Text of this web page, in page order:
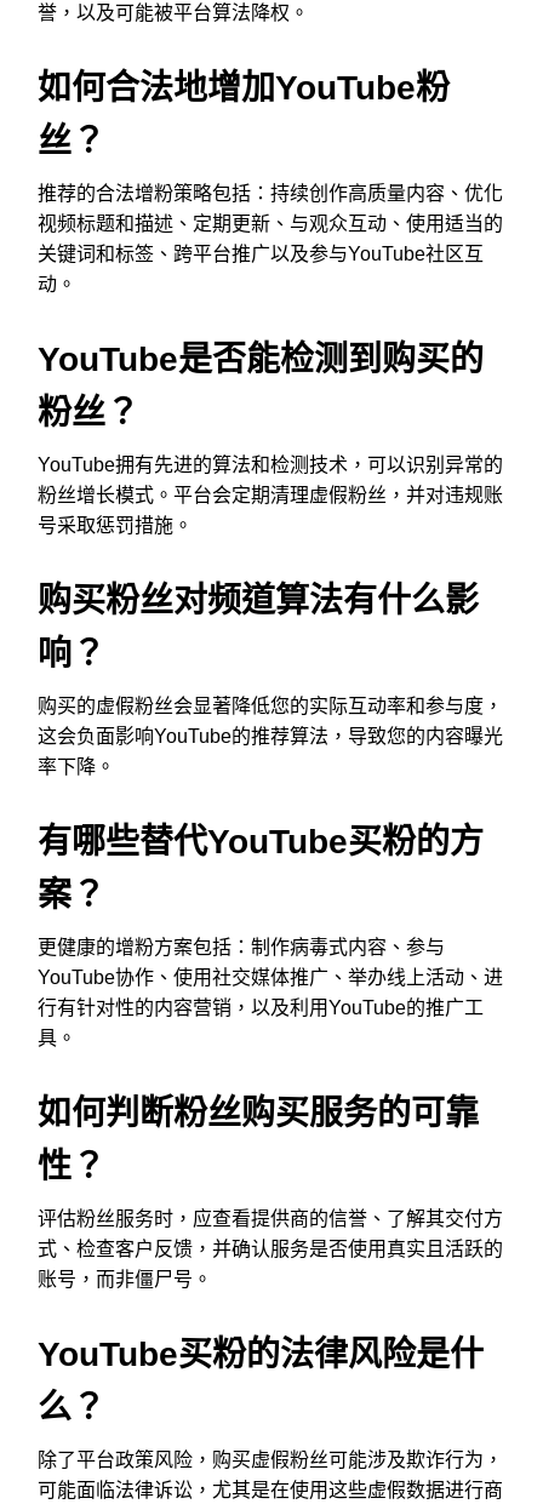
誉，以及可能被平台算法降权。
如何合法地增加YouTube粉
丝？
推荐的合法增粉策略包括：持续创作高质量内容、优化
视频标题和描述、定期更新、与观众互动、使用适当的
关键词和标签、跨平台推广以及参与YouTube社区互
动。
YouTube是否能检测到购买的
粉丝？
YouTube拥有先进的算法和检测技术，可以识别异常的
粉丝增长模式。平台会定期清理虚假粉丝，并对违规账
号采取惩罚措施。
购买粉丝对频道算法有什么影
响？
购买的虚假粉丝会显著降低您的实际互动率和参与度，
这会负面影响YouTube的推荐算法，导致您的内容曝光
率下降。
有哪些替代YouTube买粉的方
案？
更健康的增粉方案包括：制作病毒式内容、参与
YouTube协作、使用社交媒体推广、举办线上活动、进
行有针对性的内容营销，以及利用YouTube的推广工
具。
如何判断粉丝购买服务的可靠
性？
评估粉丝服务时，应查看提供商的信誉、了解其交付方
式、检查客户反馈，并确认服务是否使用真实且活跃的
账号，而非僵尸号。
YouTube买粉的法律风险是什
么？
除了平台政策风险，购买虚假粉丝可能涉及欺诈行为，
可能面临法律诉讼，尤其是在使用这些虚假数据进行商